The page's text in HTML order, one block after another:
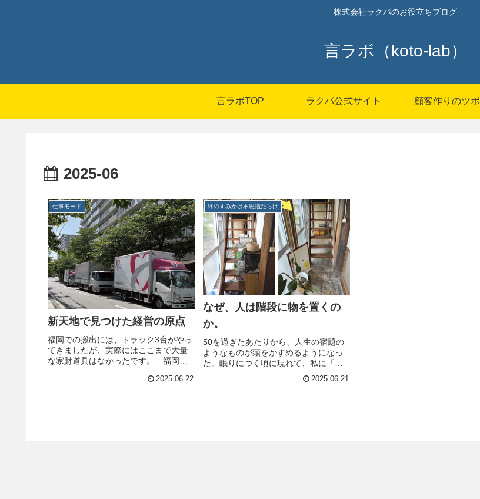
株式会社ラクパのお役立ちブログ
言ラボ（koto-lab）
言ラボTOP ラクパ公式サイト 顧客作りのツボ
2025-06
仕事モード
新天地で見つけた経営の原点
福岡での搬出には、トラック3台がやっ
てきましたが、実際にはここまで大量
な家財道具はなかったです。 福岡か
ました。2006年、43歳で独立起業。福
2025.06.22
終のすみかは不思議だらけ
なぜ、人は階段に物を置くの
か。
50を過ぎたあたりから、人生の宿題の
ようなものが頭をかすめるようになっ
た。眠りにつく頃に現れて、私に「忘
れてないだろうな」と念を押す。おか
げで若い頃のようにスッと寝付けなく
2025.06.21